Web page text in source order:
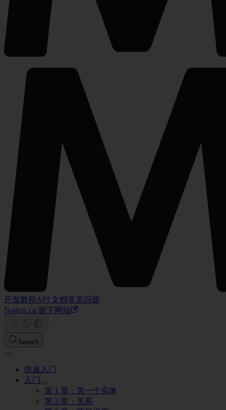
开发教程API 文档常见问题
Nodejs.cn 旗下网站
Search
快速入门
入门
第 1 章：第一个实体
第 2 章：关系